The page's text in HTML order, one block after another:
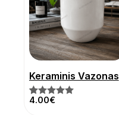
Keraminis Vazonas
Vertinama
1
4.00€